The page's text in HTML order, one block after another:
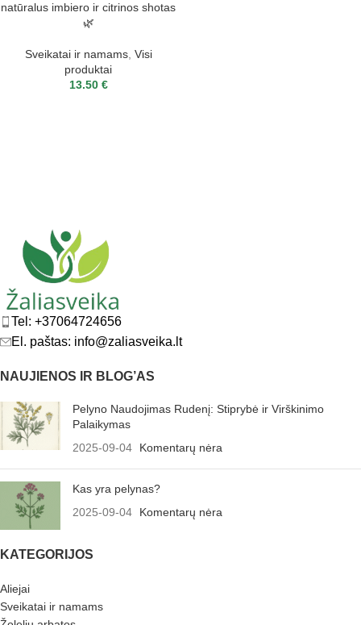
natūralus imbiero ir citrinos shotas
🌿
Sveikatai ir namams, Visi
produktai
13.50 €
Tel: +37064724656
El. paštas: info@zaliasveika.lt
NAUJIENOS IR BLOG’AS
Pelyno Naudojimas Rudenį: Stiprybė ir Virškinimo
Palaikymas
2025-09-04
Komentarų nėra
Kas yra pelynas?
2025-09-04
Komentarų nėra
KATEGORIJOS
Aliejai
Sveikatai ir namams